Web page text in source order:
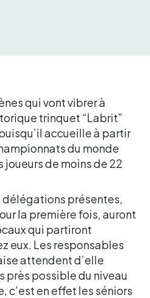
qui vont vibrer à
trinquet “Labrit”
accueille à partir
du monde
joueurs de moins de 22
délégations présentes,
la première fois, auront
qui partiront
eux. Les responsables
attendent d’elle
près possible du niveau
c’est en effet les séniors